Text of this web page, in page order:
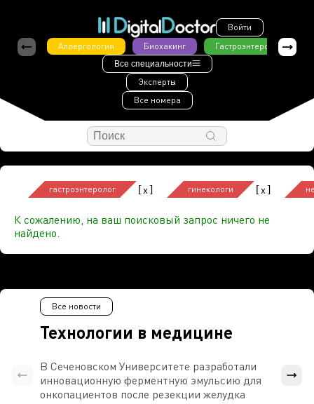
Войти
Аллергология
Биохакинг Гастроэнтерология
Все специальности
Эксперты
Все номера
гастроэнтеролог [x] гинекологи [x]
К сожалению, на ваш поисковый запрос ничего не
найдено.
Технологии в медицине
Все новости
В Сеченовском Университете разработали
инновационную ферментную эмульсию для
онкопациентов после резекции желудка